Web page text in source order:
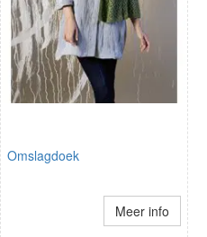
Omslagdoek
Meer info